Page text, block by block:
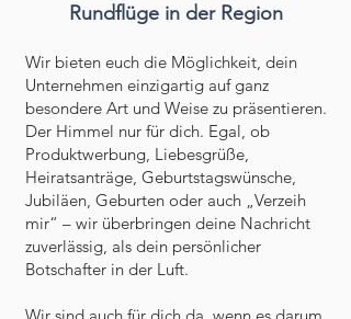
Rundflüge in der Region
Wir bieten euch die Möglichkeit, dein
Unternehmen einzigartig auf ganz
besondere Art und Weise zu präsentieren.
Der Himmel nur für dich. Egal, ob
Produktwerbung, Liebesgrüße,
Heiratsanträge, Geburtstagswünsche,
Jubiläen, Geburten oder auch „Verzeih
mir“ – wir überbringen deine Nachricht
zuverlässig, als dein persönlicher
Botschafter in der Luft.